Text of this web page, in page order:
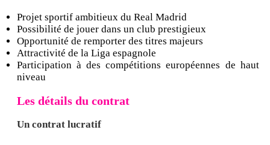
Projet sportif ambitieux du Real Madrid
Possibilité de jouer dans un club prestigieux
Opportunité de remporter des titres majeurs
Attractivité de la Liga espagnole
Participation à des compétitions européennes de haut
niveau
Les détails du contrat
Un contrat lucratif